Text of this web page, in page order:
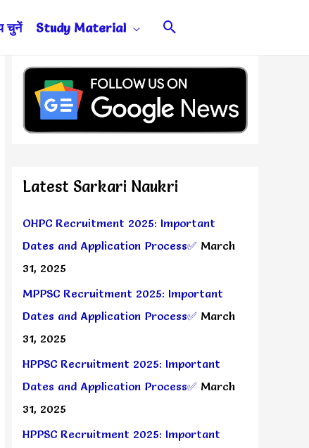
चुनें Study Material Search
Latest Sarkari Naukri
OHPC Recruitment 2025: Important
Dates and Application Process✅ March
31, 2025
MPPSC Recruitment 2025: Important
Dates and Application Process✅ March
31, 2025
HPPSC Recruitment 2025: Important
Dates and Application Process✅ March
31, 2025
HPPSC Recruitment 2025: Important